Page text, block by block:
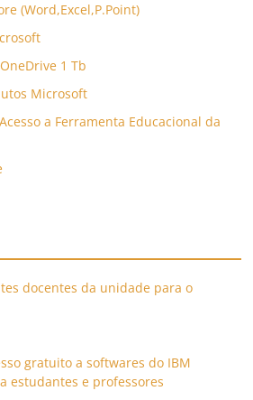
(Word,Excel,P.Point)
1 Tb
Microsoft
a Ferramenta Educacional da
docentes da unidade para o
gratuito a softwares do IBM
estudantes e professores